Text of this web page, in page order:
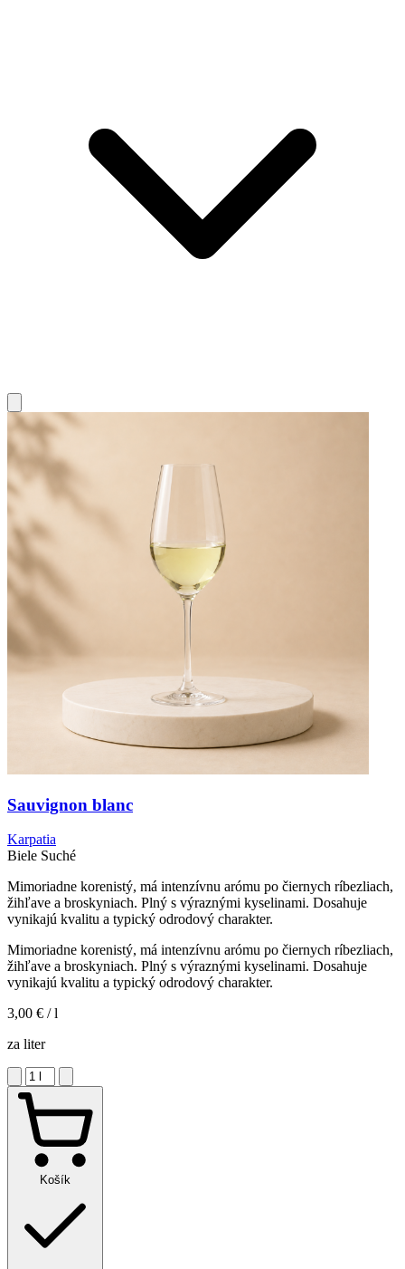
Sauvignon blanc
Karpatia
Biele Suché
Mimoriadne korenistý, má intenzívnu arómu po čiernych ríbezliach,
žihľave a broskyniach. Plný s výraznými kyselinami. Dosahuje
vynikajú kvalitu a typický odrodový charakter.
Mimoriadne korenistý, má intenzívnu arómu po čiernych ríbezliach,
žihľave a broskyniach. Plný s výraznými kyselinami. Dosahuje
vynikajú kvalitu a typický odrodový charakter.
3,00 € / l
za liter
Košík